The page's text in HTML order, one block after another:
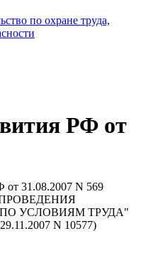
по охране труда,
РФ от
31.08.2007 N 569
УСЛОВИЯМ ТРУДА"
N 10577)